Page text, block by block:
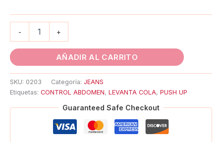
- +
AÑADIR AL CARRITO
SKU: 0203 Categoría: JEANS
Etiquetas: CONTROL ABDOMEN, LEVANTA COLA, PUSH UP
Guaranteed Safe Checkout